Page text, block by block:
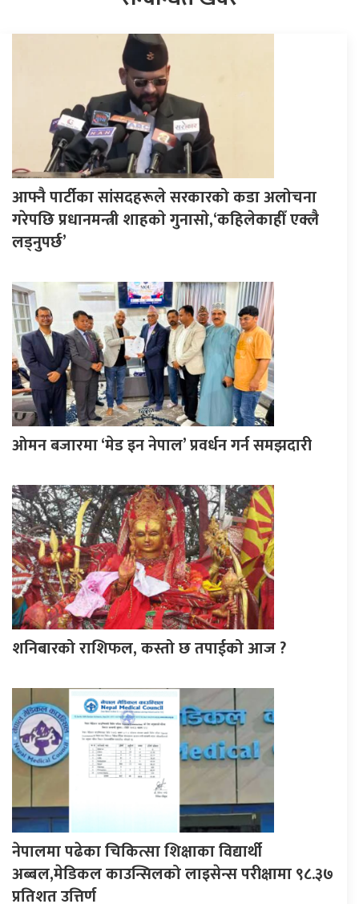
आफ्नै पार्टीका सांसदहरूले सरकारको कडा अलोचना
गरेपछि प्रधानमन्त्री शाहकाे गुनासाे,‘कहिलेकाहीँ एक्लै
लड्नुपर्छ’
ओमन बजारमा ‘मेड इन नेपाल’ प्रवर्धन गर्न समझदारी
शनिबारको राशिफल, कस्तो छ तपाईको आज ?
नेपालमा पढेका चिकित्सा शिक्षाका विद्यार्थी
अब्बल,मेडिकल काउन्सिलको लाइसेन्स परीक्षामा ९८.३७
प्रतिशत उत्तिर्ण